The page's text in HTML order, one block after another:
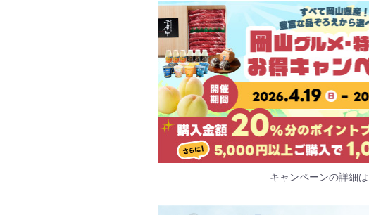
キャンペーンの詳細は